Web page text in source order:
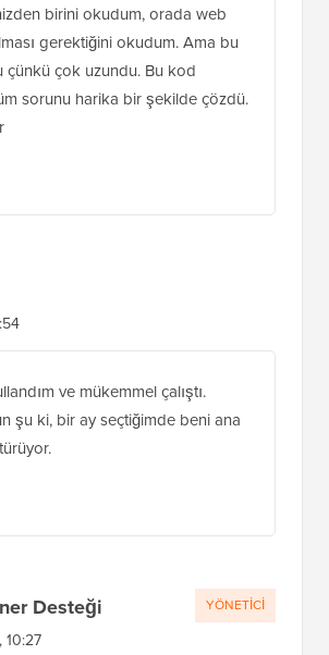
ve mükemmel çalıştı.
şu ki, bir ay seçtiğimde beni ana
Desteği
10:27
yönteme bağlı olacaktır. Bir
eklentinin destek